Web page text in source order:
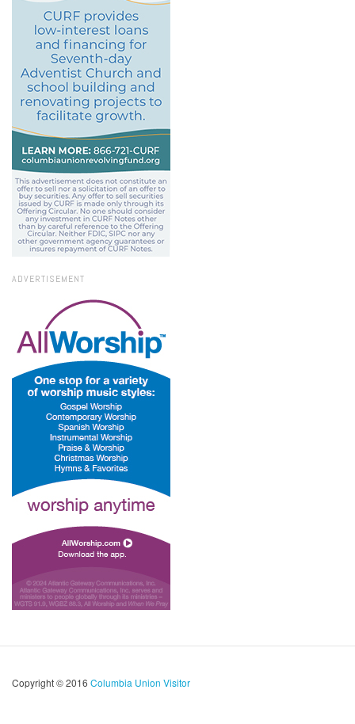
ADVERTISEMENT
Copyright © 2016 Columbia Union Visitor